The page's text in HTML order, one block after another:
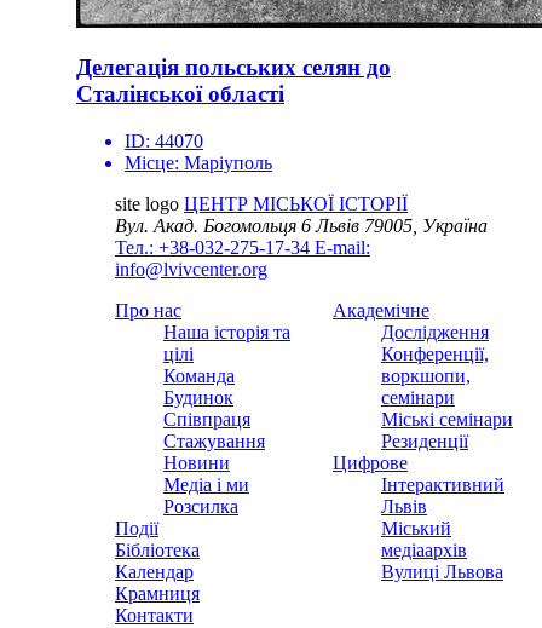
Делегація польських селян до
Сталінської області
ID: 44070
Місце: Маріуполь
site logo ЦЕНТР МІСЬКОЇ ІСТОРІЇ
Вул. Акад. Богомольця 6Львів 79005, Україна
Тел.: +38-032-275-17-34 E-mail:
info@lvivcenter.org
Про нас
Наша історія та
цілі
Команда
Будинок
Співпраця
Стажування
Новини
Медіа і ми
Розсилка
Події
Бібліотека
Календар
Крамниця
Контакти
Академічне
Дослідження
Конференції,
воркшопи,
семінари
Міські семінари
Резиденції
Цифрове
Інтерактивний
Львів
Міський
медіаархів
Вулиці Львова